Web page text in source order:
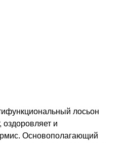
лосьон
и
Основополагающий